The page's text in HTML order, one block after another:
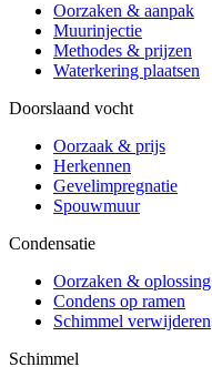
Oorzaken & aanpak
Muurinjectie
Methodes & prijzen
Waterkering plaatsen
Doorslaand vocht
Oorzaak & prijs
Herkennen
Gevelimpregnatie
Spouwmuur
Condensatie
Oorzaken & oplossing
Condens op ramen
Schimmel verwijderen
Schimmel